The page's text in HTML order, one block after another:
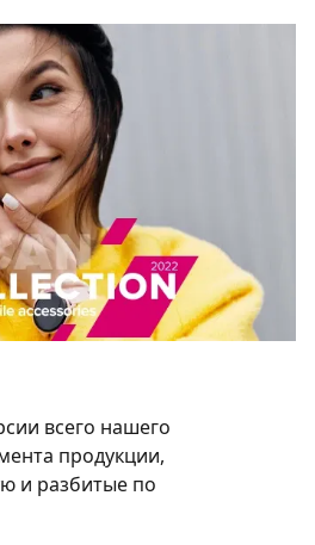
всего нашего
продукции,
и разбитые по